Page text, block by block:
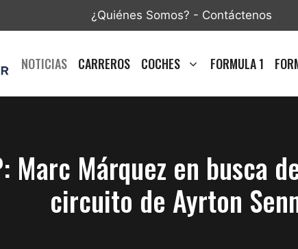
¿Quiénes Somos? - Contáctenos
NOTICIAS CARREROS COCHES FORMULA 1
Marc Márquez en busca
circuito de Ayrton